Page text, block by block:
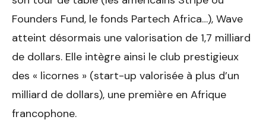
Founders Fund, le fonds Partech Africa…), Wave
atteint désormais une valorisation de 1,7 milliard
de dollars. Elle intègre ainsi le club prestigieux
des « licornes » (start-up valorisée à plus d’un
milliard de dollars), une première en Afrique
francophone.